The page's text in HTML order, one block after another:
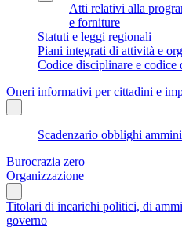
Atti relativi alla
e forniture
Statuti e leggi regionali
Piani integrati di attività e
Codice disciplinare e codice
Oneri informativi per cittadini e
Scadenzario obblighi
Burocrazia zero
Organizzazione
Titolari di incarichi politici, di
governo